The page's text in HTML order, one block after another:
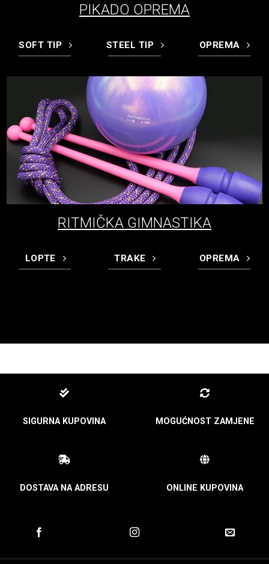
PIKADO OPREMA
SOFT TIP STEEL TIP OPREMA
RITMIČKA GIMNASTIKA
LOPTE TRAKE OPREMA
SIGURNA KUPOVINA MOGUĆNOST ZAMJENE
DOSTAVA NA ADRESU ONLINE KUPOVINA